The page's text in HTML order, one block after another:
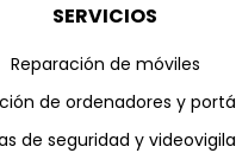
SERVICIOS
Reparación de móviles
de ordenadores y
de seguridad y